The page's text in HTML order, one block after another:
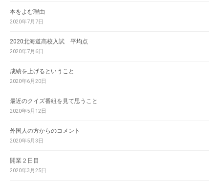
本をよむ理由
2020年7月7日
2020北海道高校入試 平均点
2020年7月6日
成績を上げるということ
2020年6月20日
最近のクイズ番組を見て思うこと
2020年5月12日
外国人の方からのコメント
2020年5月3日
開業２日目
2020年3月25日